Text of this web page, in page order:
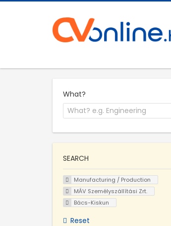
What?
SEARCH
Manufacturing / Production
MÁV Személyszállítási Zrt.
Bács-Kiskun
Reset